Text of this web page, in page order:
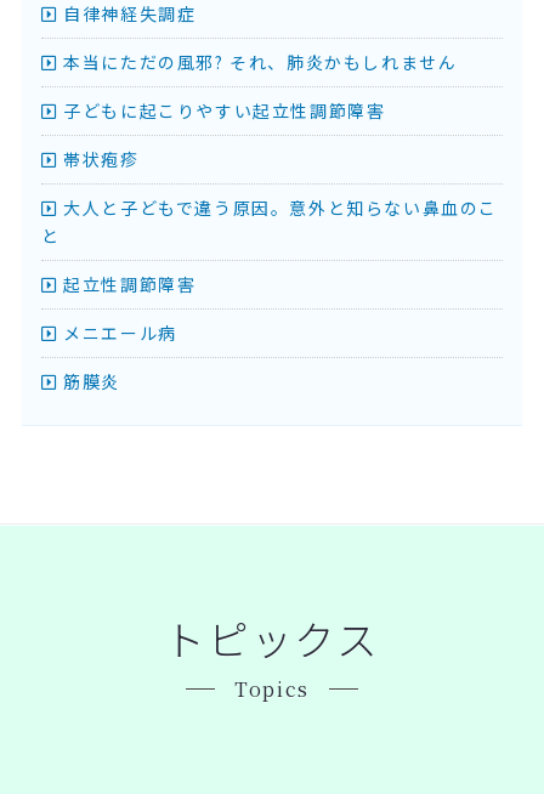
自律神経失調症
本当にただの風邪? それ、肺炎かもしれません
子どもに起こりやすい起立性調節障害
帯状疱疹
大人と子どもで違う原因。意外と知らない鼻血のこ
と
起立性調節障害
メニエール病
筋膜炎
トピックス
Topics